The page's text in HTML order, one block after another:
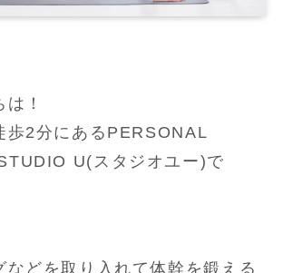
！
歩2分にあるPERSONAL
U(スタジオユー)で
などを取り入れて体幹を鍛える